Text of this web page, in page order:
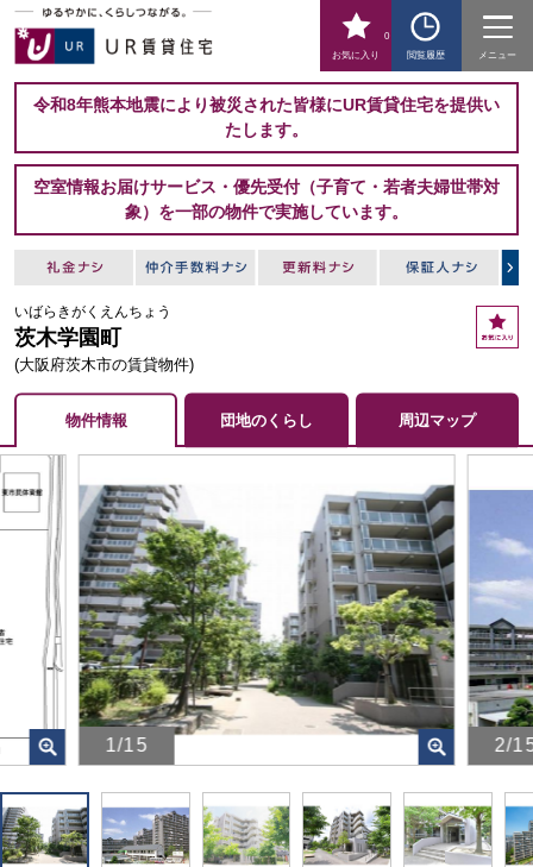
お気に入り
0
閲覧履歴
メニュー
令和8年熊本地震により被災された皆様にUR賃貸住宅を提供い
たします。
空室情報お届けサービス・優先受付（子育て・若者夫婦世帯対
象）を一部の物件で実施しています。
いばらきがくえんちょう
茨木学園町
(大阪府茨木市の賃貸物件)
お
気
物件情報 団地のくらし 周辺マップ
1/15
画
像
を
ク
2/
画
像
を
ク